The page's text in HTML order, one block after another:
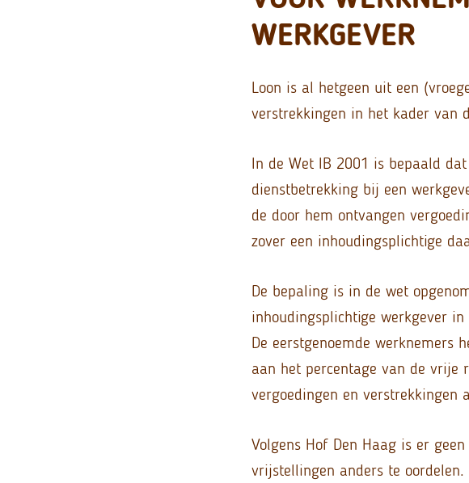
WERKGEVER
Loon is al hetgeen uit een
verstrekkingen in het kader van
In de Wet IB 2001 is bepaald
dienstbetrekking bij een
de door hem ontvangen
zover een inhoudingsplichtige
De bepaling is in de wet
inhoudingsplichtige werkgever
De eerstgenoemde
aan het percentage van de vrije
vergoedingen en verstrekkingen
Volgens Hof Den Haag is er
vrijstellingen anders te